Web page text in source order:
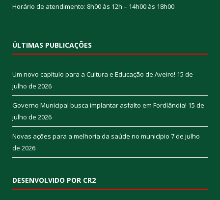
Horário de atendimento: 8h00 às 12h – 14h00 às 18h00
ÚLTIMAS PUBLICAÇÕES
Um novo capítulo para a Cultura e Educação de Aveiro! 15 de
julho de 2026
Governo Municipal busca implantar asfalto em Fordlândia! 15 de
julho de 2026
Novas ações para a melhoria da saúde no município 7 de julho
de 2026
DESENVOLVIDO POR CR2